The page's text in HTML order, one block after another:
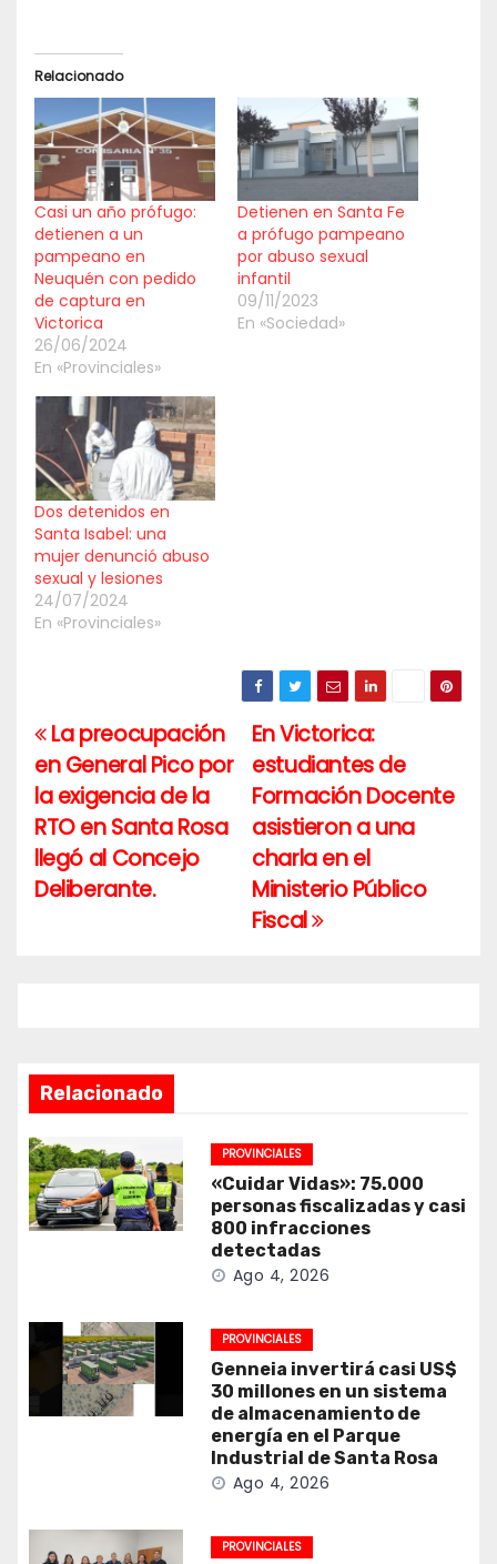
Relacionado
Casi un año prófugo:
detienen a un
pampeano en
Neuquén con pedido
de captura en
Victorica
26/06/2024
En «Provinciales»
Detienen en Santa Fe
a prófugo pampeano
por abuso sexual
infantil
09/11/2023
En «Sociedad»
Dos detenidos en
Santa Isabel: una
mujer denunció abuso
sexual y lesiones
24/07/2024
En «Provinciales»
Navegación
de
entradas
En Victorica:
estudiantes de
Formación Docente
asistieron a una
charla en el
Ministerio Público
Fiscal
La preocupación
en General Pico por
la exigencia de la
RTO en Santa Rosa
llegó al Concejo
Deliberante.
Relacionado
PROVINCIALES
«Cuidar Vidas»: 75.000
personas fiscalizadas y casi
800 infracciones
detectadas
Ago 4, 2026
PROVINCIALES
Genneia invertirá casi US$
30 millones en un sistema
de almacenamiento de
energía en el Parque
Industrial de Santa Rosa
Ago 4, 2026
PROVINCIALES